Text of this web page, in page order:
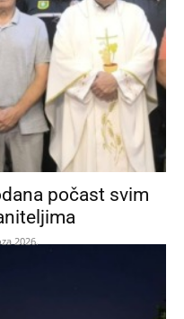
počast svim
2026.